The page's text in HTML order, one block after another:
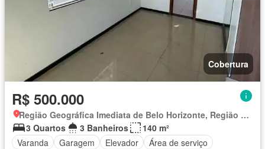
Cobertura
R$ 500.000
Região Geográfica Imediata de Belo Horizonte, Região Metropolitana de Belo Horizonte
3 Quartos
3 Banheiros
140 m²
Varanda
Garagem Elevador
Área de serviço